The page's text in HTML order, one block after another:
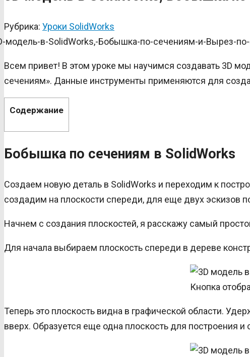
Рубрика: Уроки SolidWorks
Всем привет! В этом уроке мы научимся создавать 3D
сечениям». Данные инструменты применяются для
Содержание
Бобышка по сечениям в SolidWorks
Создаем новую деталь в SolidWorks и переходим к
создадим на плоскости спереди, для еще двух эскизов
Начнем с создания плоскостей, я расскажу самый
Для начала выбираем плоскость спереди в дереве
Кнопка
Теперь это плоскость видна в графической области.
вверх. Образуется еще одна плоскость для построения и